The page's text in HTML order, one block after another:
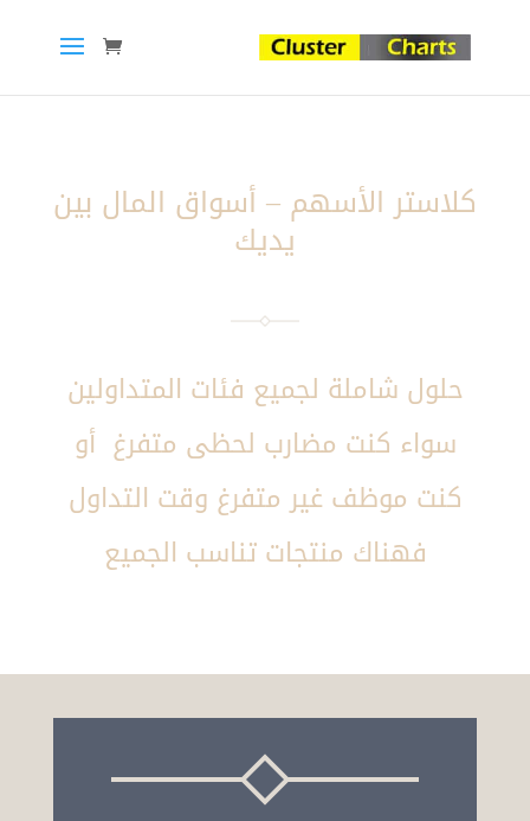
كلاستر الأسهم – أسواق المال بين
يديك
حلول شاملة لجميع فئات المتداولين
سواء كنت مضارب لحظى متفرغ أو
كنت موظف غير متفرغ وقت التداول
فهناك منتجات تناسب الجميع